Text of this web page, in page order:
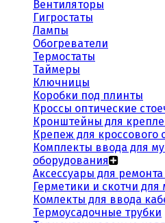
Вентиляторы
Гигростаты
Лампы
Обогреватели
Термостаты
Таймеры
Ключницы
Коробки под плинты
Кроссы оптические
Кронштейны для
Крепеж для кроссового
Комплекты ввода для
оборудования
Аксессуары для
Герметики и скотчи для
Комлекты для ввода
Термоусадочные трубки